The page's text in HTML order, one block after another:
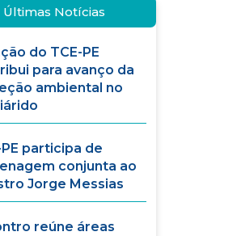
Últimas Notícias
do TCE-PE
para avanço da
ambiental no
PE participa de
conjunta ao
Jorge Messias
reúne áreas